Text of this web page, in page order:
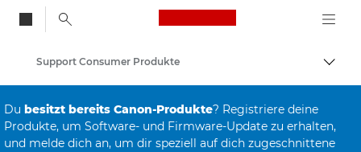
Canon Logo, back
Auf
Support Consumer Produkte
Du besitzt bereits Canon-Produkte? Registriere deine
Produkte, um Software- und Firmware-Update zu erhalten,
und melde dich an, um dir speziell auf dich zugeschnittene